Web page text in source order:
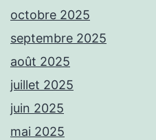
octobre 2025
septembre 2025
août 2025
juillet 2025
juin 2025
mai 2025